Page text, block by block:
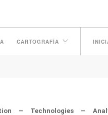
CARTOGRAFÍA
– ANALYSE
– Technologies –